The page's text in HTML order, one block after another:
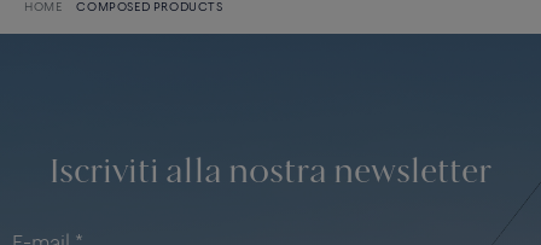
HOME COMPOSED PRODUCTS
Iscriviti alla nostra newsletter